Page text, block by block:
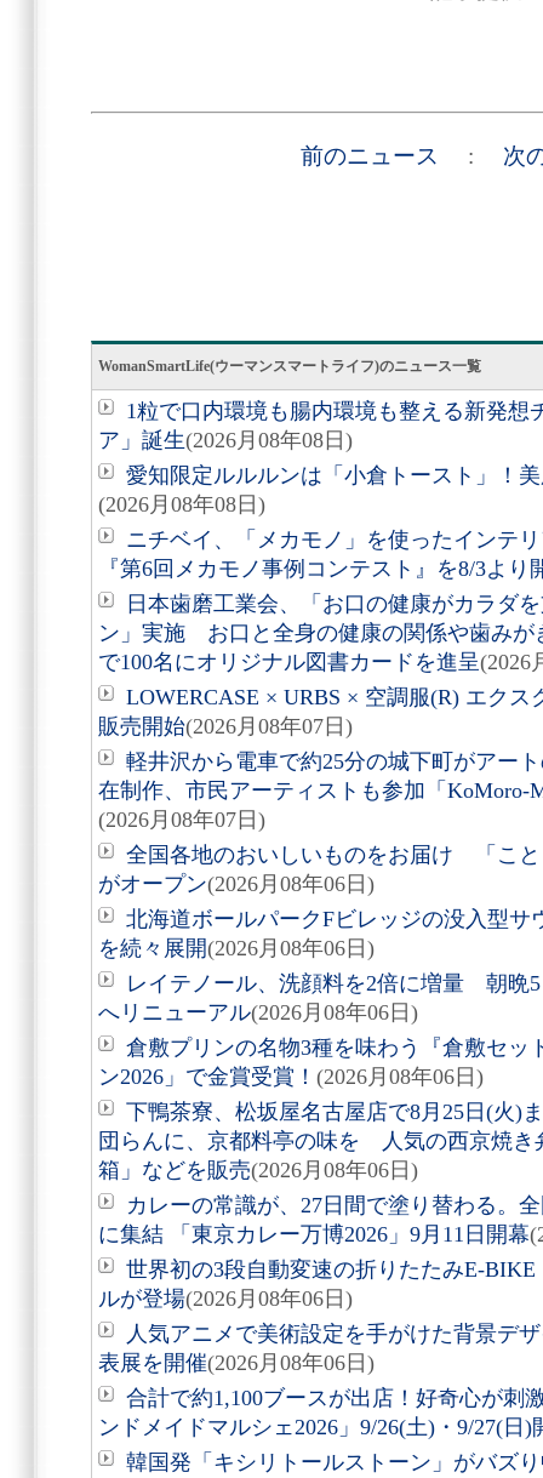
前のニュース : 次
WomanSmartLife(ウーマンスマートライフ)のニュース一覧
1粒で口内環境も腸内環境も整える新発想
ア」誕生(2026月08年08日)
愛知限定ルルルンは「小倉トースト」！
(2026月08年08日)
ニチベイ、「メカモノ」を使ったインテ
『第6回メカモノ事例コンテスト』を8/3より
日本歯磨工業会、「お口の健康がカラダ
ン」実施 お口と全身の健康の関係や歯みが
で100名にオリジナル図書カードを進呈(2026
LOWERCASE × URBS × 空調服(R) エク
販売開始(2026月08年07日)
軽井沢から電車で約25分の城下町がアー
在制作、市民アーティストも参加「KoMoro-
(2026月08年07日)
全国各地のおいしいものをお届け 「こ
がオープン(2026月08年06日)
北海道ボールパークFビレッジの没入型サ
を続々展開(2026月08年06日)
レイテノール、洗顔料を2倍に増量 朝晩
へリニューアル(2026月08年06日)
倉敷プリンの名物3種を味わう『倉敷セッ
ン2026」で金賞受賞！ (2026月08年06日)
下鴨茶寮、松坂屋名古屋店で8月25日(火)
団らんに、京都料亭の味を 人気の西京焼き
箱」などを販売(2026月08年06日)
カレーの常識が、27日間で塗り替わる。
に集結 「東京カレー万博2026」9月11日開幕
世界初の3段自動変速の折りたたみE-
ルが登場(2026月08年06日)
人気アニメで美術設定を手がけた背景デ
表展を開催(2026月08年06日)
合計で約1,100ブースが出店！好奇心が
ンドメイドマルシェ2026」9/26(土)・9/27(日)
韓国発「キシリトールストーン」がバズ